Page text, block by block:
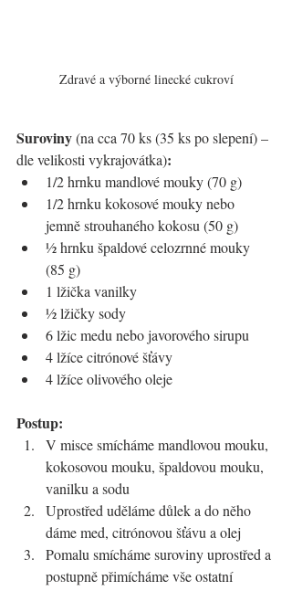
Zdravé a výborné linecké cukroví
Suroviny (na cca 70 ks (35 ks po slepení) –
dle velikosti vykrajovátka):
1/2 hrnku mandlové mouky (70 g)
1/2 hrnku kokosové mouky nebo
jemně strouhaného kokosu (50 g)
½ hrnku špaldové celozrnné mouky
(85 g)
1 lžička vanilky
½ lžičky sody
6 lžic medu nebo javorového sirupu
4 lžíce citrónové šťávy
4 lžíce olivového oleje
Postup:
V misce smícháme mandlovou mouku,
kokosovou mouku, špaldovou mouku,
vanilku a sodu
Uprostřed uděláme důlek a do něho
dáme med, citrónovou šťávu a olej
Pomalu smícháme suroviny uprostřed a
postupně přimícháme vše ostatní